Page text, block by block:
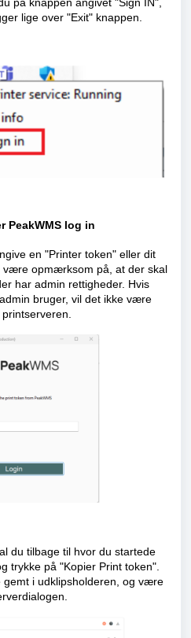
lige over "Exit" knappen.
PeakWMS log in
en "Printer token" eller dit
være opmærksom på, at der skal
har admin rettigheder. Hvis
bruger, vil det ikke være
du tilbage til hvor du startede
trykke på "Kopier Print token".
i udklipsholderen, og være